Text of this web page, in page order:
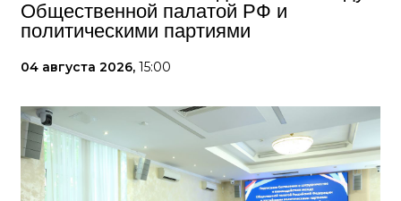
Общественной палатой РФ и
политическими партиями
04 августа 2026, 15:00